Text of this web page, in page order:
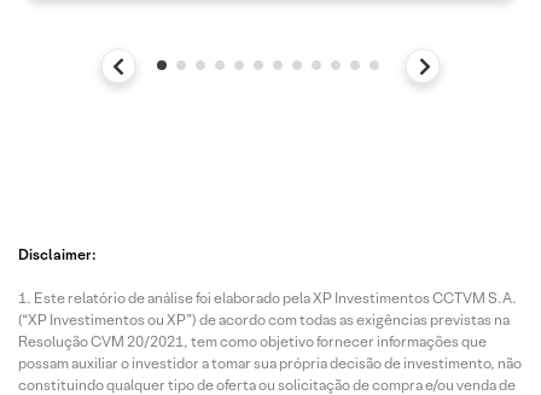
Disclaimer:
Este relatório de análise foi elaborado pela XP Investimentos CCTVM S.A.
(“XP Investimentos ou XP”) de acordo com todas as exigências previstas na
Resolução CVM 20/2021, tem como objetivo fornecer informações que
possam auxiliar o investidor a tomar sua própria decisão de investimento, não
constituindo qualquer tipo de oferta ou solicitação de compra e/ou venda de